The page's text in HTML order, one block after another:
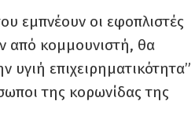
εμπνέουν οι εφοπλιστές
από κομμουνιστή, θα
υγιή επιχειρηματικότητα”
της κορωνίδας της